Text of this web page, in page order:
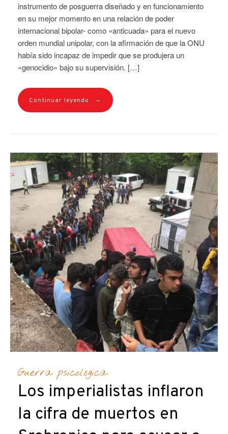
instrumento de posguerra diseñado y en funcionamiento
en su mejor momento en una relación de poder
internacional bipolar- como «anticuada» para el nuevo
orden mundial unipolar, con la afirmación de que la ONU
había sido incapaz de impedir que se produjera un
«genocidio» bajo su supervisión. […]
Continuar leyendo →
Guerra psicológica
Los imperialistas inflaron
la cifra de muertos en